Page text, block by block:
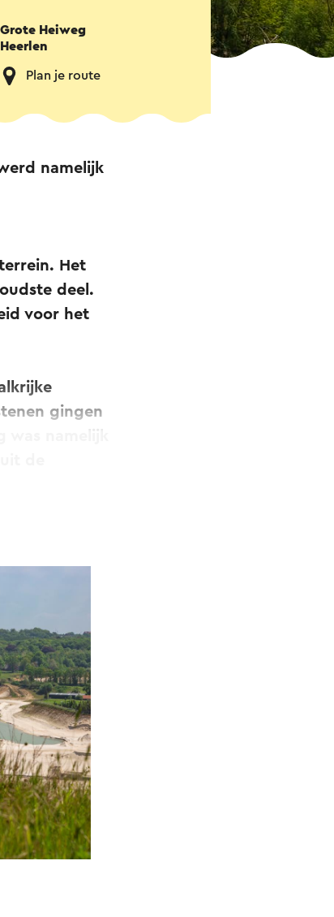
Grote Heiweg
Heerlen
Plan je route
namelijk
Het
deel.
voor het
gingen
een
waarin
aan de
de
op de
De
huidige
van de